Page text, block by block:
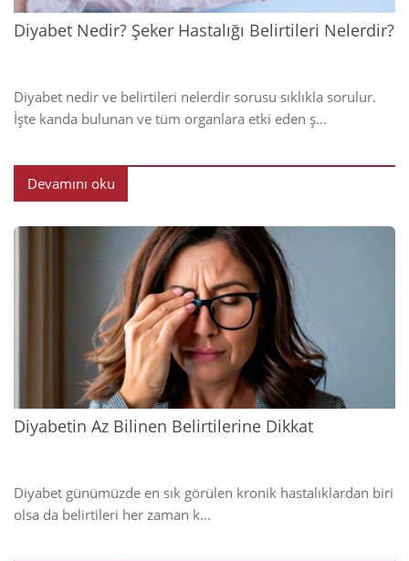
Diyabet Nedir? Şeker Hastalığı Belirtileri Nelerdir?
Diyabet nedir ve belirtileri nelerdir sorusu sıklıkla sorulur.
İşte kanda bulunan ve tüm organlara etki eden ş...
Devamını oku
Diyabetin Az Bilinen Belirtilerine Dikkat
Diyabet günümüzde en sık görülen kronik hastalıklardan biri
olsa da belirtileri her zaman k...